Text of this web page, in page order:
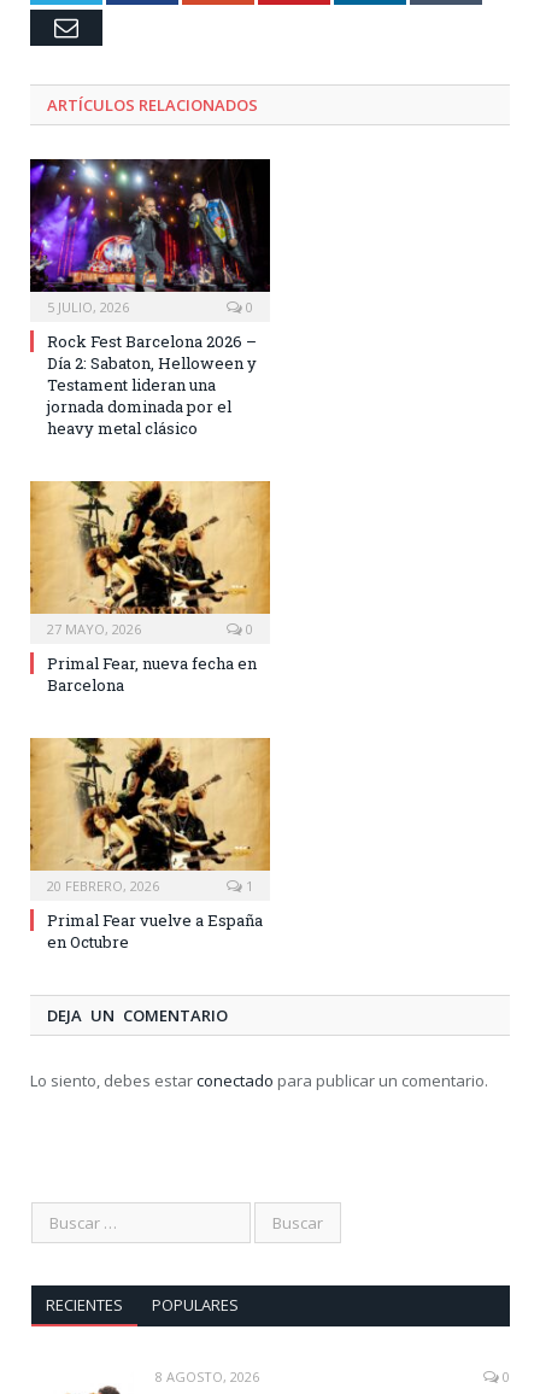
Email
ARTÍCULOS RELACIONADOS
5 JULIO, 2026 0
Rock Fest Barcelona 2026 –
Día 2: Sabaton, Helloween y
Testament lideran una
jornada dominada por el
heavy metal clásico
27 MAYO, 2026 0
Primal Fear, nueva fecha en
Barcelona
20 FEBRERO, 2026 1
Primal Fear vuelve a España
en Octubre
DEJA UN COMENTARIO
Lo siento, debes estarconectado para publicar un comentario.
RECIENTES POPULARES
8 AGOSTO, 2026 0